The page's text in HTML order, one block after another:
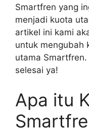
Smartfren yang
menjadi kuota
artikel ini kami
untuk mengubah
utama
selesai ya!
Apa itu